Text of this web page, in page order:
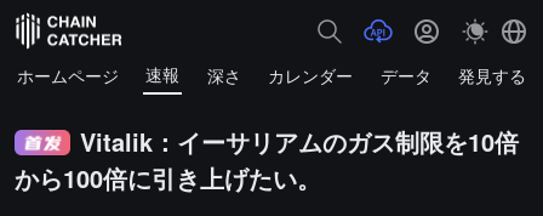
ホームページ 速報 深さ カレンダー データ 発見する
Vitalik：イーサリアムのガス制限を10倍
から100倍に引き上げたい。